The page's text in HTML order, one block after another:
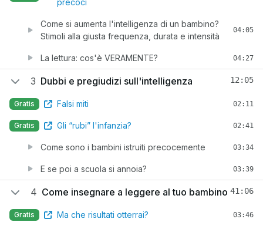
precoci
Come si aumenta l'intelligenza di un bambino?
Stimoli alla giusta frequenza, durata e intensità
04:05
La lettura: cos'è VERAMENTE? 04:27
3 Dubbi e pregiudizi sull'intelligenza 12:05
Gratis Falsi miti 02:11
Gratis Gli “rubi” l'infanzia? 02:41
Come sono i bambini istruiti precocemente 03:34
E se poi a scuola si annoia? 03:39
4 Come insegnare a leggere al tuo bambino 41:06
Gratis Ma che risultati otterrai? 03:46